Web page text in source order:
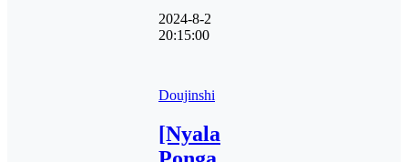
2024-8-2
20:15:00
Doujinshi
[Nyala